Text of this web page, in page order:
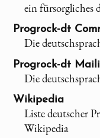
ein fürsorgliches
Progrock-dt
Die
Progrock-dt
Die
Wikipedia
Liste deutscher
Wikipedia